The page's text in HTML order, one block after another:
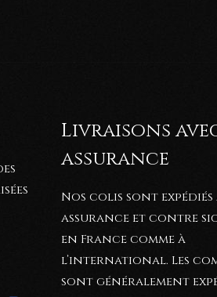
Livraisons
assurance
Nos colis sont expédiés
assurance et contre
en France comme à
l’international. Les
sont généralement